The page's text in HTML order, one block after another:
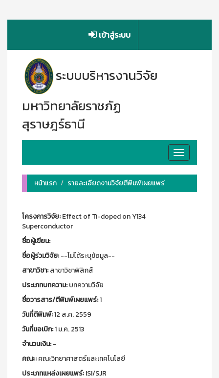
เข้าสู่ระบบ
ระบบบริหารงานวิจัย
มหาวิทยาลัยราชภัฏ
สุราษฎร์ธานี
Toggle
navigation
หน้าแรก
รายละเอียดงานวิจัยตีพิมพ์เผยแพร่
โครงการวิจัย:Effect of Ti-doped on Y134
Superconductor
ชื่อผู้เขียน:
ชื่อผู้ร่วมวิจัย:--ไม่ได้ระบุข้อมูล--
สาขาวิชา:สาขาวิชาฟิสิกส์
ประเภทบทความ:บทความวิจัย
ชื่อวารสาร/ตีพิมพ์เผยแพร์:1
วันที่ตีพิมพ์:12 ส.ค. 2559
วันที่ขอเบิก:1 ม.ค. 2513
จำนวนเงิน:-
คณะ:คณะวิทยาศาสตร์และเทคโนโลยี
ประเภทแหล่งเผยแพร์:ISI/SJR